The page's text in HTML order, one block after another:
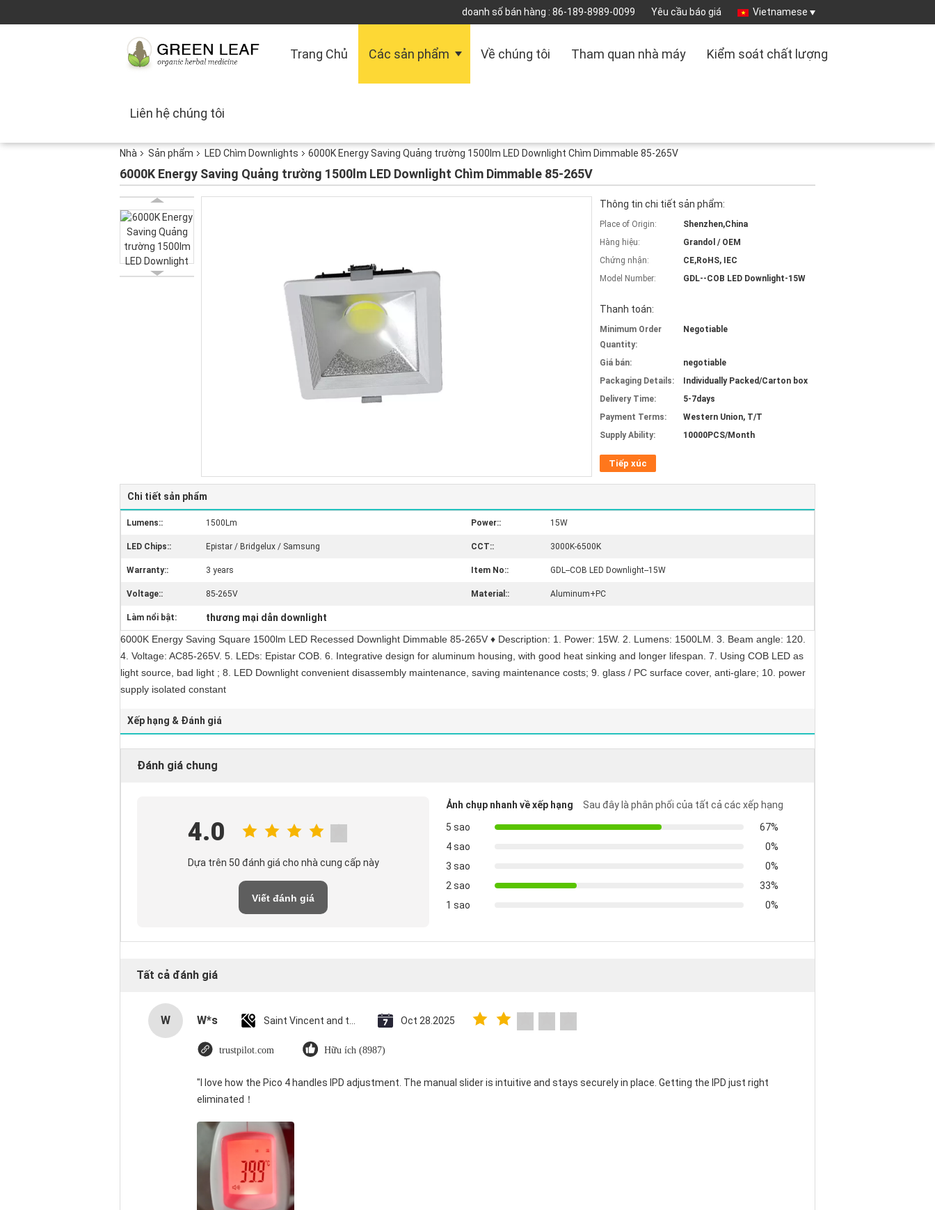
doanh số bán hàng : 86-189-8989-0099 Yêu cầu báo giá Vietnamese
Trang Chủ Các sản phẩm Về chúng tôi Tham quan nhà máy Kiểm soát chất lượng
Liên hệ chúng tôi
Nhà Sản phẩm LED Chìm Downlights 6000K Energy Saving Quảng trường 1500lm LED Downlight Chìm Dimmable 85-265V
6000K Energy Saving Quảng trường 1500lm LED Downlight Chìm Dimmable 85-265V
Thông tin chi tiết sản phẩm:
Place of Origin:
Shenzhen,China
Hàng hiệu:
Grandol / OEM
Chứng nhận:
CE,RoHS, IEC
Model Number:
GDL--COB LED Downlight-15W
Thanh toán:
Minimum Order
Quantity:
Negotiable
Giá bán:
negotiable
Packaging Details:
Individually Packed/Carton box
Delivery Time:
5-7days
Payment Terms:
Western Union, T/T
Supply Ability:
10000PCS/Month
Tiếp xúc
Chi tiết sản phẩm
Lumens:: 1500Lm Power:: 15W
LED Chips:: Epistar / Bridgelux / Samsung CCT:: 3000K-6500K
Warranty:: 3 years Item No:: GDL--COB LED Downlight--15W
Voltage:: 85-265V Material:: Aluminum+PC
Làm nổi bật:
thương mại dẫn downlight
6000K Energy Saving Square 1500lm LED Recessed Downlight Dimmable 85-265V ♦ Description: 1. Power: 15W. 2. Lumens: 1500LM. 3. Beam angle: 120.
4. Voltage: AC85-265V. 5. LEDs: Epistar COB. 6. Integrative design for aluminum housing, with good heat sinking and longer lifespan. 7. Using COB LED as
light source, bad light ; 8. LED Downlight convenient disassembly maintenance, saving maintenance costs; 9. glass / PC surface cover, anti-glare; 10. power
supply isolated constant
Xếp hạng & Đánh giá
Đánh giá chung
4.0
Dựa trên 50 đánh giá cho nhà cung cấp này
Viết đánh giá
Ảnh chụp nhanh về xếp hạng
Sau đây là phân phối của tất cả các xếp hạng
5 sao
67%
4 sao
0%
3 sao
0%
2 sao
33%
1 sao
0%
Tất cả đánh giá
W W*s Oct 28.2025
trustpilot.com Hữu ích (8987)
"I love how the Pico 4 handles IPD adjustment. The manual slider is intuitive and stays securely in place. Getting the IPD just right
eliminated！